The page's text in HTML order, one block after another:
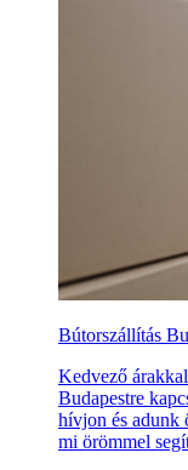
Bútorszállítás
Kedvező
Budapestre
hívjon és adunk
mi örömmel